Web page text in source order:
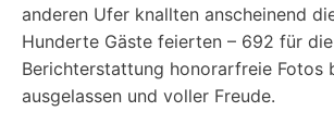
anderen Ufer knallten anscheinend
Hunderte Gäste feierten – 692 für die
Berichterstattung honorarfreie Fotos
ausgelassen und voller Freude.